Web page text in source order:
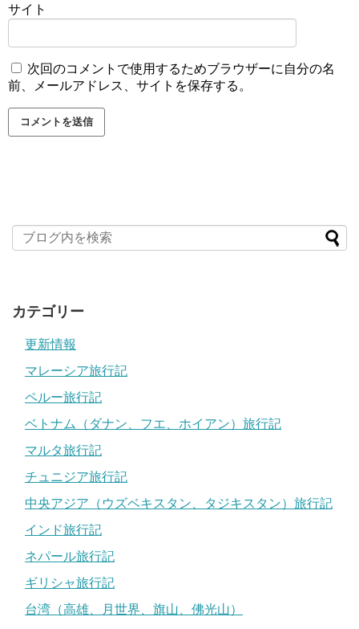
サイト
次回のコメントで使用するためブラウザーに自分の名
前、メールアドレス、サイトを保存する。
カテゴリー
更新情報
マレーシア旅行記
ペルー旅行記
ベトナム（ダナン、フエ、ホイアン）旅行記
マルタ旅行記
チュニジア旅行記
中央アジア（ウズベキスタン、タジキスタン）旅行記
インド旅行記
ネパール旅行記
ギリシャ旅行記
台湾（高雄、月世界、旗山、佛光山）